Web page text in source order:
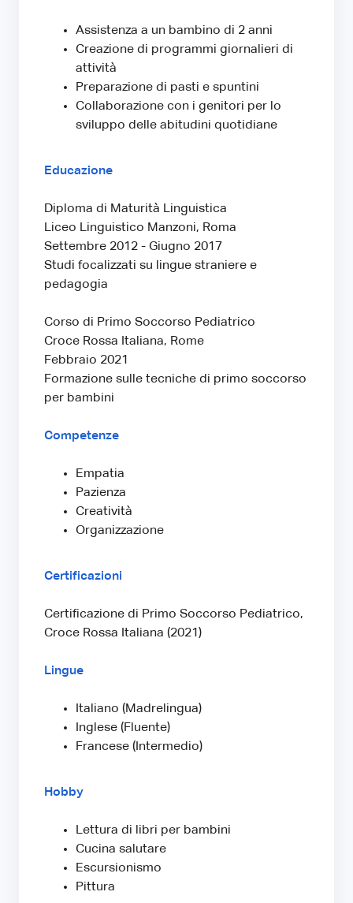
Assistenza a un bambino di 2 anni
Creazione di programmi giornalieri di
attività
Preparazione di pasti e spuntini
Collaborazione con i genitori per lo
sviluppo delle abitudini quotidiane
Educazione
Diploma di Maturità Linguistica
Liceo Linguistico Manzoni, Roma
Settembre 2012 - Giugno 2017
Studi focalizzati su lingue straniere e
pedagogia
Corso di Primo Soccorso Pediatrico
Croce Rossa Italiana, Rome
Febbraio 2021
Formazione sulle tecniche di primo soccorso
per bambini
Competenze
Empatia
Pazienza
Creatività
Organizzazione
Certificazioni
Certificazione di Primo Soccorso Pediatrico,
Croce Rossa Italiana (2021)
Lingue
Italiano (Madrelingua)
Inglese (Fluente)
Francese (Intermedio)
Hobby
Lettura di libri per bambini
Cucina salutare
Escursionismo
Pittura